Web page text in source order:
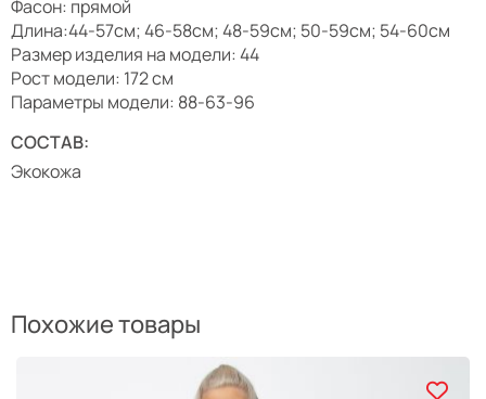
Фасон: прямой
Длина:44-57см; 46-58см; 48-59см; 50-59см; 54-60см
Размер изделия на модели: 44
Рост модели: 172 см
Параметры модели: 88-63-96
СОСТАВ:
Экокожа
Похожие товары